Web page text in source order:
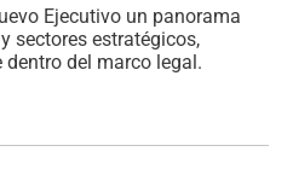
Ejecutivo un panorama
sectores estratégicos,
del marco legal.